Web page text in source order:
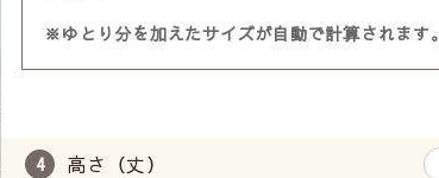
※ゆとり分を加えたサイズが自動で計算されます。
高さ（丈）